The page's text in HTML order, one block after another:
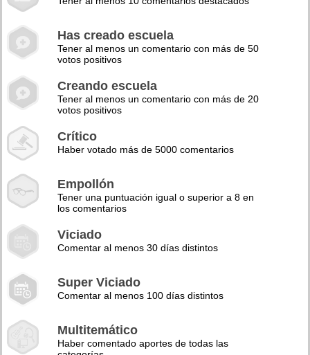
Has creado escuela
Tener al menos un comentario con más de 50
votos positivos
Creando escuela
Tener al menos un comentario con más de 20
votos positivos
Crítico
Haber votado más de 5000 comentarios
Empollón
Tener una puntuación igual o superior a 8 en
los comentarios
Viciado
Comentar al menos 30 días distintos
Super Viciado
Comentar al menos 100 días distintos
Multitemático
Haber comentado aportes de todas las